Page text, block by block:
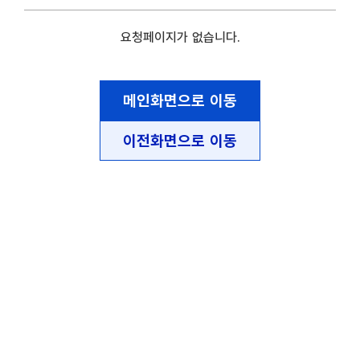
요청페이지가 없습니다.
메인화면으로 이동
이전화면으로 이동